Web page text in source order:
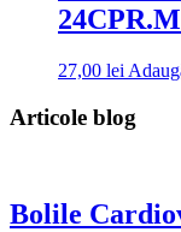
27,00 lei
Articole blog
Bolile